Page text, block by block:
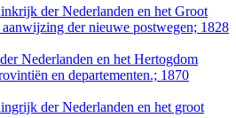
der Nederlanden en het Groot
der nieuwe postwegen; 1828
Nederlanden en het Hertogdom
en departementen.; 1870
der Nederlanden en het groot